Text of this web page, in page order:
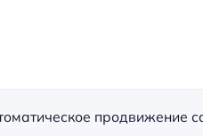
продвижение